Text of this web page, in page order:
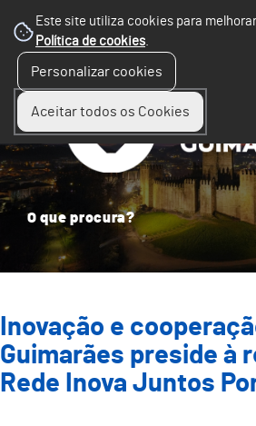
Este site utiliza cookies para
Política de cookies.
Personalizar cookies
Aceitar todos os Cookies
Inovação e
Guimarães preside à
Rede Inova Juntos